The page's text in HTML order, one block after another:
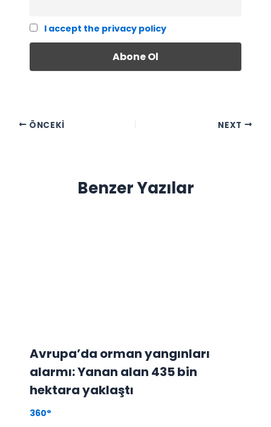
I accept the privacy policy
ÖNCEKI NEXT
Benzer Yazılar
Avrupa’da orman yangınları
alarmı: Yanan alan 435 bin
hektara yaklaştı
360°